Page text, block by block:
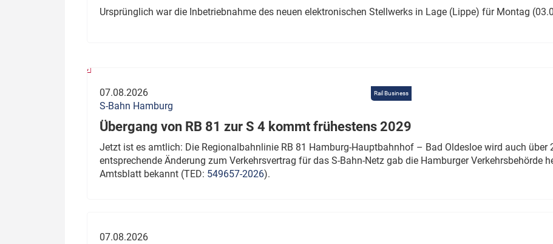
Dossier: ETCS
Ursprünglich war die Inbetriebnahme des neuen elektronischen Stellwerks in Lage (Lippe) für Montag
Rail Business
07.08.2026
S-Bahn Hamburg
Übergang von RB 81 zur S 4 kommt frühestens 2029
Jetzt ist es amtlich: Die Regionalbahnlinie RB 81 Hamburg-Hauptbahnhof – Bad Oldesloe wird auch über
entsprechende Änderung zum Verkehrsvertrag für das S-Bahn-Netz gab die Hamburger Verkehrsbehörde
Amtsblatt bekannt (TED: 549657-2026).
07.08.2026